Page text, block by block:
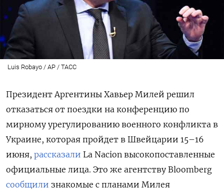
Luis Robayo / AP / ТАСС
Президент Аргентины Хавьер Милей решил
отказаться от поездки на конференцию по
мирному урегулированию военного конфликта в
Украине, которая пройдет в Швейцарии 15–16
июня, рассказали La Nacion высокопоставленные
официальные лица. Это же агентству Bloomberg
сообщили знакомые с планами Милея